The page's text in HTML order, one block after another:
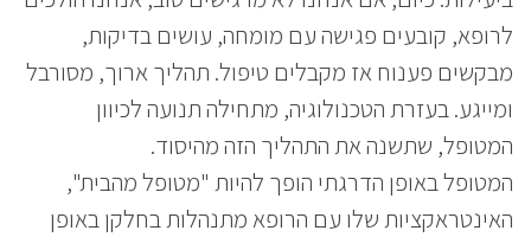
לרופא, קובעים פגישה עם מומחה, עושים בדיקות,
מבקשים פענוח אז מקבלים טיפול. תהליך ארוך, מסורבל
ומייגע. בעזרת הטכנולוגיה, מתחילה תנועה לכיוון
המטופל, שתשנה את התהליך הזה מהיסוד.
המטופל באופן הדרגתי הופך להיות "מטופל מהבית",
האינטראקציות שלו עם הרופא מתנהלות בחלקן באופן